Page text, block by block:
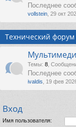
Последнее
vollstein , 29 окт
Технический форум
Темы: 8
Последнее
ivaldis , 19 фев
Вход
Имя пользователя: